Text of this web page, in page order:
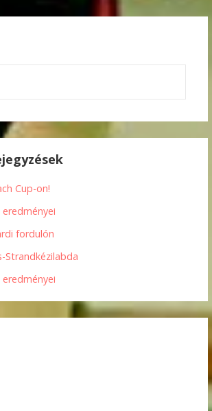
Cup-on!
fordulón
Strandkézilabda